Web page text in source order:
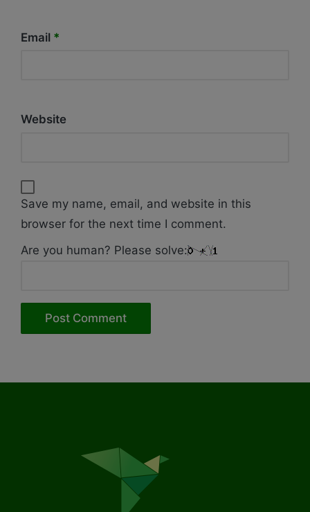
Email *
Website
Save my name, email, and website in this
browser for the next time I comment.
Are you human? Please solve: